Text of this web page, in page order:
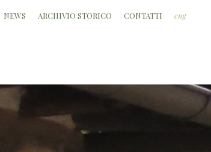
NEWS ARCHIVIO STORICO CONTATTI eng